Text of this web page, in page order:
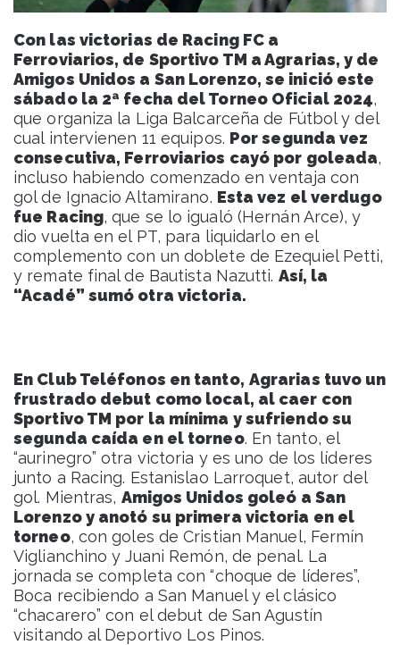
Con las victorias de Racing FC a
Ferroviarios, de Sportivo TM a Agrarias, y de
Amigos Unidos a San Lorenzo, se inició este
sábado la 2ª fecha del Torneo Oficial 2024,
que organiza la Liga Balcarceña de Fútbol y del
cual intervienen 11 equipos. Por segunda vez
consecutiva, Ferroviarios cayó por goleada,
incluso habiendo comenzado en ventaja con
gol de Ignacio Altamirano. Esta vez el verdugo
fue Racing, que se lo igualó (Hernán Arce), y
dio vuelta en el PT, para liquidarlo en el
complemento con un doblete de Ezequiel Petti,
y remate final de Bautista Nazutti. Así, la
“Acadé” sumó otra victoria.
En Club Teléfonos en tanto, Agrarias tuvo un
frustrado debut como local, al caer con
Sportivo TM por la mínima y sufriendo su
segunda caída en el torneo. En tanto, el
“aurinegro” otra victoria y es uno de los líderes
junto a Racing. Estanislao Larroquet, autor del
gol. Mientras, Amigos Unidos goleó a San
Lorenzo y anotó su primera victoria en el
torneo, con goles de Cristian Manuel, Fermín
Viglianchino y Juani Remón, de penal. La
jornada se completa con “choque de líderes”,
Boca recibiendo a San Manuel y el clásico
“chacarero” con el debut de San Agustín
visitando al Deportivo Los Pinos.